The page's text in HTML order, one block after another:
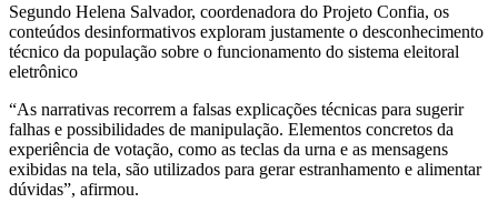
Segundo Helena Salvador, coordenadora do Projeto Confia, os
conteúdos desinformativos exploram justamente o desconhecimento
técnico da população sobre o funcionamento do sistema eleitoral
eletrônico
“As narrativas recorrem a falsas explicações técnicas para sugerir
falhas e possibilidades de manipulação. Elementos concretos da
experiência de votação, como as teclas da urna e as mensagens
exibidas na tela, são utilizados para gerar estranhamento e alimentar
dúvidas”, afirmou.